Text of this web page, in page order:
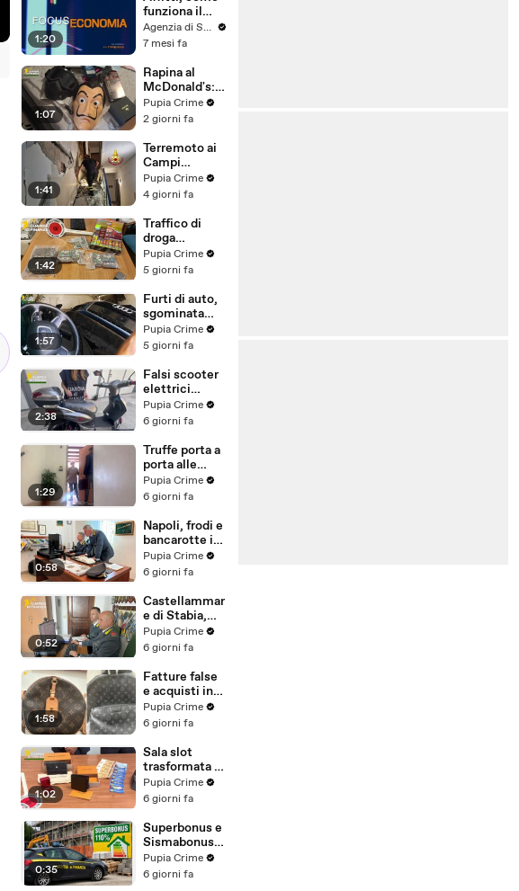
1:20
funziona il
canone
concordato
Agenzia di Stampa ITALPRESS
7 mesi fa
1:07
Rapina al
McDonald's:
cinque arresti,
due indagati
spaccio di
droga
(03.08.26)
Pupia Crime
2 giorni fa
1:41
Terremoto ai
Campi
Flegrei: 250
sfollati e 21
residenti
chiedono
certezze sul
futuro
(01.08.26)
Pupia Crime
4 giorni fa
1:42
Traffico di
droga
"ispirato" da
serie tv e trap:
(31.07.26)
Pupia Crime
5 giorni fa
1:57
Furti di auto,
sgominata
banda
specializzata:
(31.07.26)
Pupia Crime
5 giorni fa
2:38
Falsi scooter
elettrici
venduti come
e-bike:
5 milioni
(30.07.26)
Pupia Crime
6 giorni fa
1:29
Truffe porta a
porta alle
anziane: in 6 a
processo,
vittime in
tutta Italia
(30.07.26)
Pupia Crime
6 giorni fa
0:58
Napoli, frodi e
bancarotte in
commercio
vini:
7,8 milioni
(30.07.26)
Pupia Crime
6 giorni fa
0:52
Castellammar
e di Stabia,
evasione
fiscale:
beni per 1,6
milioni ad un
consorzio
navale
(29.07.26)
Pupia Crime
6 giorni fa
1:58
Fatture false
e acquisti in
nero, blitz
contro rete di
cinesi
sequestri per
8,5 milioni
(29.07.26)
Pupia Crime
6 giorni fa
1:02
Sala slot
trasformata in
"bancomat":
sequestrati
220mila euro
a due coniugi
(29.07.26)
Pupia Crime
6 giorni fa
0:35
Superbonus e
Sismabonus,
sequestrati
beni per 1,4
Pupia Crime
6 giorni fa